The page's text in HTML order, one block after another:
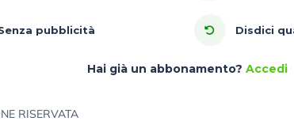
pubblicità Disdici
Hai già un abbonamento? Accedi
RISERVATA